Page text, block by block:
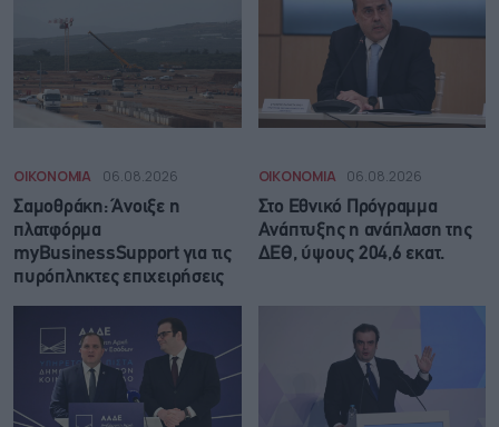
ΟΙΚΟΝΟΜΙΑ 06.08.2026
Σαμοθράκη: Άνοιξε η
πλατφόρμα
myBusinessSupport για τις
πυρόπληκτες επιχειρήσεις
ΟΙΚΟΝΟΜΙΑ 06.08.2026
Στο Εθνικό Πρόγραμμα
Ανάπτυξης η ανάπλαση της
ΔΕΘ, ύψους 204,6 εκατ.